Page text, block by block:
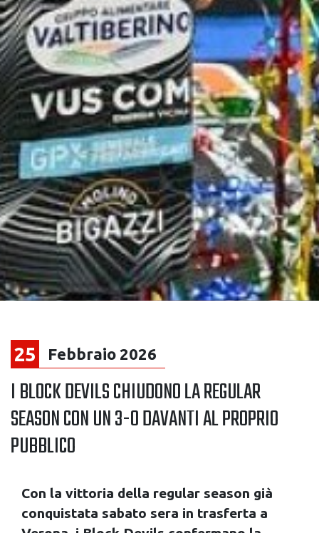
25 Febbraio 2026
I BLOCK DEVILS CHIUDONO LA REGULAR
SEASON CON UN 3-0 DAVANTI AL PROPRIO
PUBBLICO
Con la vittoria della regular season già
conquistata sabato sera in trasferta a